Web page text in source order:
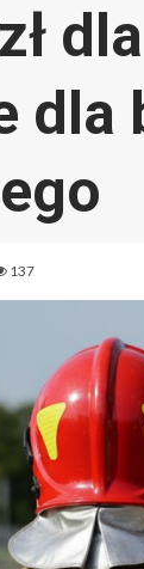
dla
137